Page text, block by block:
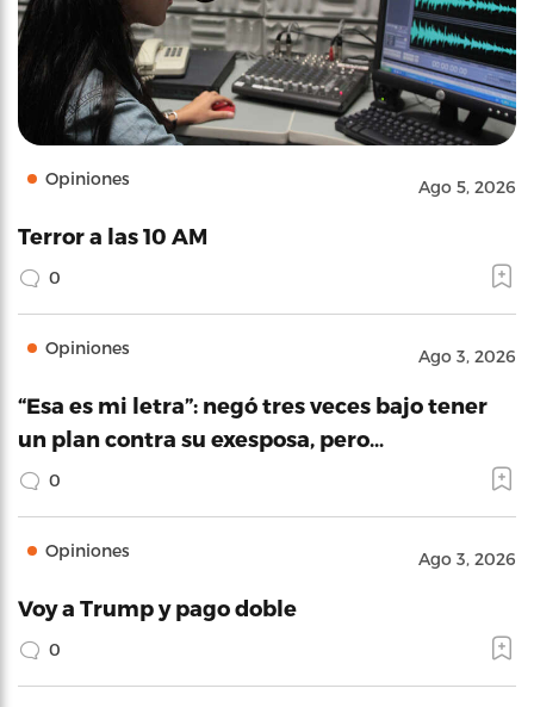
Opiniones Ago 5, 2026
Terror a las 10 AM
0
Opiniones Ago 3, 2026
“Esa es mi letra”: negó tres veces bajo tener
un plan contra su exesposa, pero…
0
Opiniones Ago 3, 2026
Voy a Trump y pago doble
0